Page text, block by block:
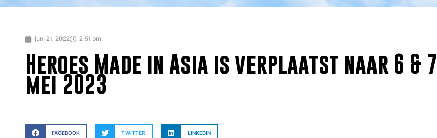
juni 21, 2022 2:51 pm
Heroes Made in Asia is verplaatst naar 6 & 7
mei 2023
FACEBOOK TWITTER LINKEDIN